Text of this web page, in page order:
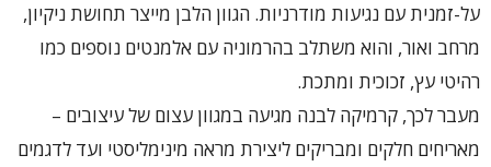
על-זמנית עם נגיעות מודרניות. הגוון הלבן מייצר תחושת ניקיון,
מרחב ואור, והוא משתלב בהרמוניה עם אלמנטים נוספים כמו
רהיטי עץ, זכוכית ומתכת.
מעבר לכך, קרמיקה לבנה מגיעה במגוון עצום של עיצובים –
מאריחים חלקים ומבריקים ליצירת מראה מינימליסטי ועד לדגמים